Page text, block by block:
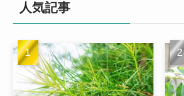
人気記事